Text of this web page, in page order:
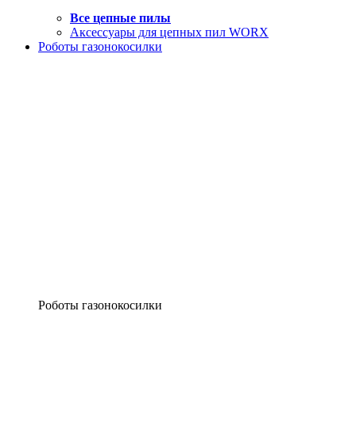
Все цепные пилы
Аксессуары для цепных пил WORX
Роботы газонокосилки
Роботы газонокосилки